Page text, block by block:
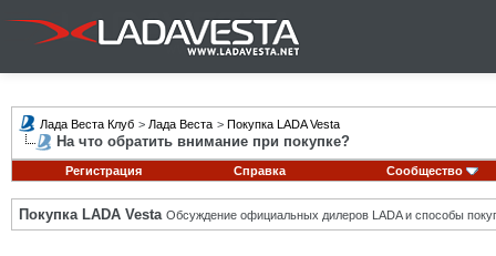
Лада Веста Клуб > Лада Веста > Покупка LADA Vesta
На что обратить внимание при покупке?
Регистрация Справка Сообщество
Покупка LADA Vesta Обсуждение официальных дилеров LADA и способы